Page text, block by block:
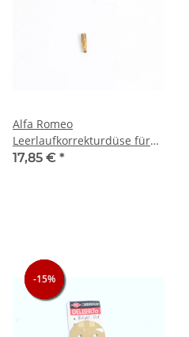
Alfa Romeo
Leerlaufkorrekturdüse für
Dellorto DHLA 40 NEU
17,85 € *
-15%
-15%
-15%